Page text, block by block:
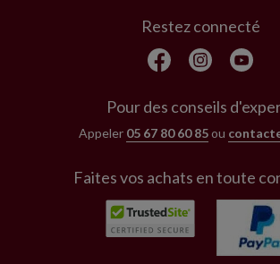
Restez connecté
Pour des conseils
Appeler 05 67 80 60 85ou
Faites vos achats en toute